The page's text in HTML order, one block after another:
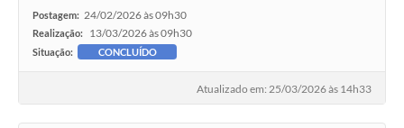
Postagem: 24/02/2026 às 09h30
Realização: 13/03/2026 às 09h30
Situação: CONCLUÍDO
Atualizado em: 25/03/2026 às 14h33